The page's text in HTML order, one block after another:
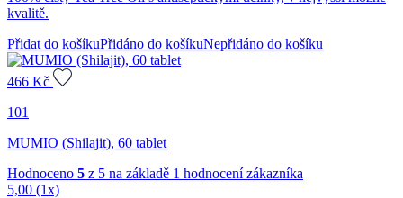
kvalitě.
Přidat do košíkuPřidáno do košíkuNepřidáno do košíku
466 Kč
101
MUMIO (Shilajit), 60 tablet
Hodnoceno 5 z 5 na základě 1 hodnocení zákazníka
5,00 (1x)